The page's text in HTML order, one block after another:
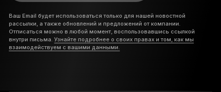
Ваш Email будет использоваться только для нашей новостной
рассылки, а также обновлений и предложений от компании.
Отписаться можно в любой момент, воспользовавшись ссылкой
внутри письма. Узнайте подробнее о своих правах и том, как мы
взаимодействуем с вашими данными.